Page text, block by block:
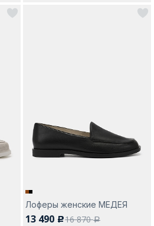
Лоферы женские МЕДЕЯ
13 490 c16 870a